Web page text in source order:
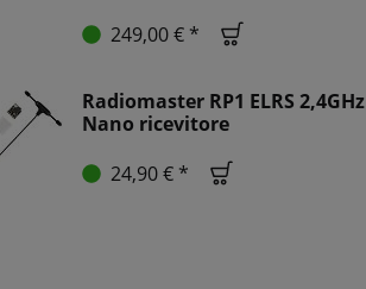
249,00 € *
Radiomaster RP1 ELRS 2,4GHz
Nano ricevitore
24,90 € *